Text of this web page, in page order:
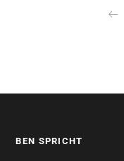
BEN SPRICHT